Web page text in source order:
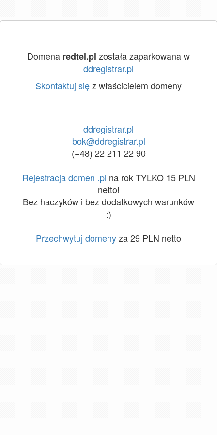
Domena redtel.pl została zaparkowana w
ddregistrar.pl
Skontaktuj sięz właścicielem domeny
ddregistrar.pl
bok@ddregistrar.pl
(+48) 22 211 22 90
Rejestracja domen .pl na rok TYLKO 15 PLN
netto!
Bez haczyków i bez dodatkowych warunków
:)
Przechwytuj domenyza 29 PLN netto